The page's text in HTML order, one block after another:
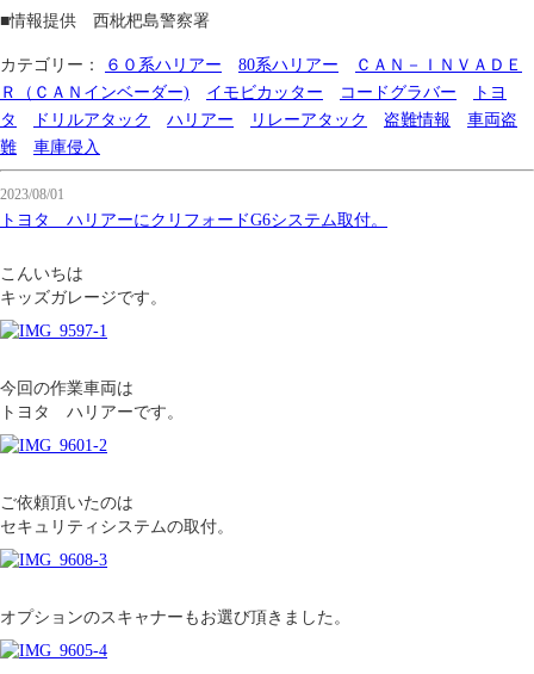
■情報提供 西枇杷島警察署
カテゴリー： ６０系ハリアー 80系ハリアー
ＣＡＮ－ＩＮＶＡＤＥ
Ｒ（ＣＡＮインベーダー)
イモビカッター コードグラバー
トヨ
タ
ドリルアタック ハリアー リレーアタック 盗難情報
車両盗
難
車庫侵入
2023/08/01
トヨタ ハリアーにクリフォードG6システム取付。
こんいちは
キッズガレージです。
今回の作業車両は
トヨタ ハリアーです。
ご依頼頂いたのは
セキュリティシステムの取付。
オプションのスキャナーもお選び頂きました。